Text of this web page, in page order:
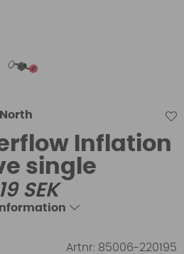
North
Inflation
single
SEK
Artnr: 85006-220195